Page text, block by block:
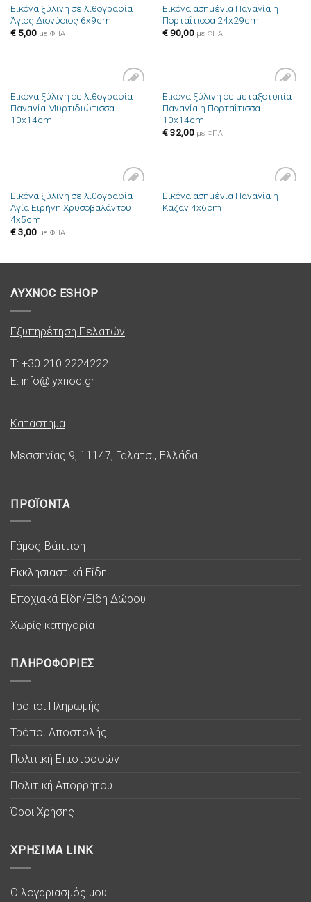
Πρόσθήκη
στην λίστα
Εικόνα ξύλινη σε λιθογραφία
Άγιος Διονύσιος 6x9cm
€5,00 με ΦΠΑ
Πρόσθήκη
στην λίστα
Εικόνα ασημένια Παναγία η
Πορταΐτισσα 24x29cm
€90,00 με ΦΠΑ
Πρόσθήκη
στην λίστα
Εικόνα ξύλινη σε λιθογραφία
Παναγία Μυρτιδιώτισσα
10x14cm
Πρόσθήκη
στην λίστα
Εικόνα ξύλινη σε μεταξοτυπία
Παναγία η Πορταΐτισσα
10x14cm
€32,00 με ΦΠΑ
Πρόσθήκη
στην λίστα
Εικόνα ξύλινη σε λιθογραφία
Αγία Ειρήνη Χρυσοβαλάντου
4x5cm
€3,00 με ΦΠΑ
Πρόσθήκη
Εικόνα ασημένια Παναγία η
Καζαν 4x6cm
ΛΥΧΝΟC ESHOP
Εξυπηρέτηση Πελατών
T: +30 210 2224222
E: info@lyxnoc.gr
Κατάστημα
Μεσσηνίας 9, 11147, Γαλάτσι, Ελλάδα
ΠΡΟΪΟΝΤΑ
Γάμος-Βάπτιση
Εκκλησιαστικά Είδη
Εποχιακά Είδη/Είδη Δώρου
Χωρίς κατηγορία
ΠΛΗΡΟΦΟΡΙΕΣ
Τρόποι Πληρωμής
Τρόποι Αποστολής
Πολιτική Επιστροφών
Πολιτική Απορρήτου
Όροι Χρήσης
ΧΡΗΣΙΜΑ LINK
Ο λογαριασμός μου